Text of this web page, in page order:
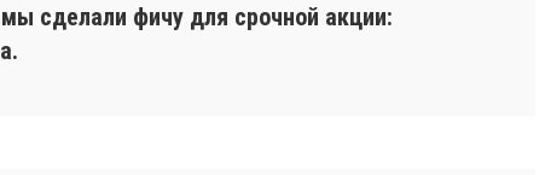
сделали фичу для срочной акции: